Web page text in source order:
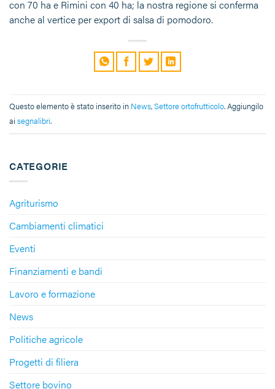
CATEGORIE
Agriturismo
Cambiamenti climatici
Eventi
Finanziamenti e bandi
Lavoro e formazione
News
Politiche agricole
Progetti di filiera
Settore bovino
con 70 ha e Rimini con 40 ha; la nostra regione si conferma
anche al vertice per export di salsa di pomodoro.
Questo elemento è stato inserito in News,Settore ortofrutticolo. Aggiungilo
ai segnalibri.